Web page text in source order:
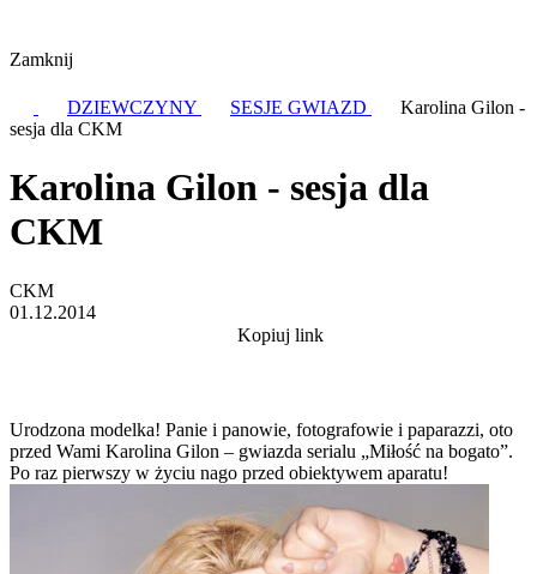
Zamknij
DZIEWCZYNY SESJE GWIAZD
Karolina Gilon -
sesja dla CKM
Karolina Gilon - sesja dla
CKM
CKM
01.12.2014
Kopiuj link
Urodzona modelka! Panie i panowie, fotografowie i paparazzi, oto
przed Wami Karolina Gilon – gwiazda serialu „Miłość na bogato”.
Po raz pierwszy w życiu nago przed obiektywem aparatu!